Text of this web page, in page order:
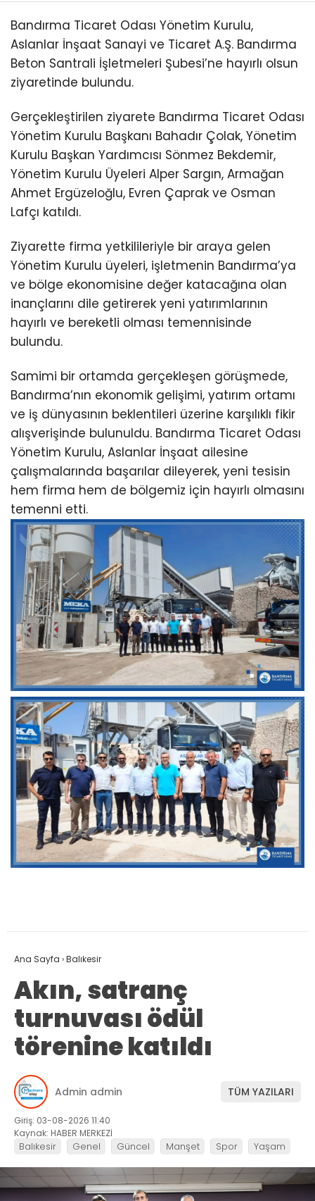
Bandırma Ticaret Odası Yönetim Kurulu,
Aslanlar İnşaat Sanayi ve Ticaret A.Ş. Bandırma
Beton Santrali İşletmeleri Şubesi’ne hayırlı olsun
ziyaretinde bulundu.
Gerçekleştirilen ziyarete Bandırma Ticaret Odası
Yönetim Kurulu Başkanı Bahadır Çolak, Yönetim
Kurulu Başkan Yardımcısı Sönmez Bekdemir,
Yönetim Kurulu Üyeleri Alper Sargın, Armağan
Ahmet Ergüzeloğlu, Evren Çaprak ve Osman
Lafçı katıldı.
Ziyarette firma yetkilileriyle bir araya gelen
Yönetim Kurulu üyeleri, işletmenin Bandırma’ya
ve bölge ekonomisine değer katacağına olan
inançlarını dile getirerek yeni yatırımlarının
hayırlı ve bereketli olması temennisinde
bulundu.
Samimi bir ortamda gerçekleşen görüşmede,
Bandırma’nın ekonomik gelişimi, yatırım ortamı
ve iş dünyasının beklentileri üzerine karşılıklı fikir
alışverişinde bulunuldu. Bandırma Ticaret Odası
Yönetim Kurulu, Aslanlar İnşaat ailesine
çalışmalarında başarılar dileyerek, yeni tesisin
hem firma hem de bölgemiz için hayırlı olmasını
temenni etti.
Ana Sayfa ›Balıkesir
Akın, satranç
turnuvası ödül
törenine katıldı
Admin admin TÜM YAZILARI
Giriş: 03-08-2026 11:40
Kaynak: HABER MERKEZİ
Balıkesir Genel Güncel Manşet Spor Yaşam